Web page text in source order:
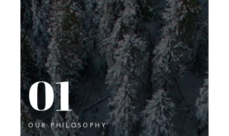
01
OUR PHILOSOPHY